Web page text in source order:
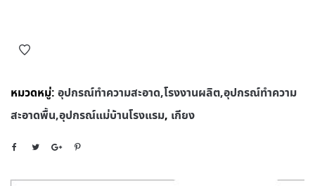
หมวดหมู่: อุปกรณ์ทําความสะอาด,โรงงานผลิต,อุปกรณ์ทําความ
สะอาดพื้น,อุปกรณ์แม่บ้านโรงแรม, เกียง